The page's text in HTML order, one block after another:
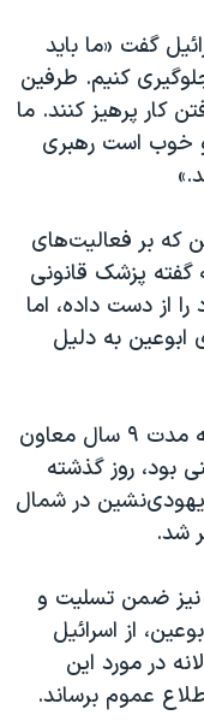
گفت «ما باید
کنیم. طرفین
کار پرهیز کنند. ما
و خوب است رهبری
که بر فعالیت‌های
گفته پزشک قانونی
از دست داده، اما
ابوعین به دلیل
زیاد ابوعینِ ۵۵ ساله که پیش از آن به مدت ۹ سال معاون
بود، روز گذشته
در شمال
شد.
نیز ضمن تسلیت و
از اسرائیل
در مورد این
عموم برساند.